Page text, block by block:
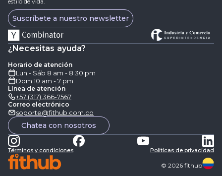
Suscríbete a nuestro newsletter
¿Necesitas ayuda?
Horario de atención
Lun - Sáb 8 am - 8:30 pm
Dom 10 am - 7 pm
Línea de atención
+57 (317) 366-7567
Correo electrónico
soporte@fithub.com.co
Chatea con nosotros
Términos y condiciones Politicas de privacidad
© 2026 fithub